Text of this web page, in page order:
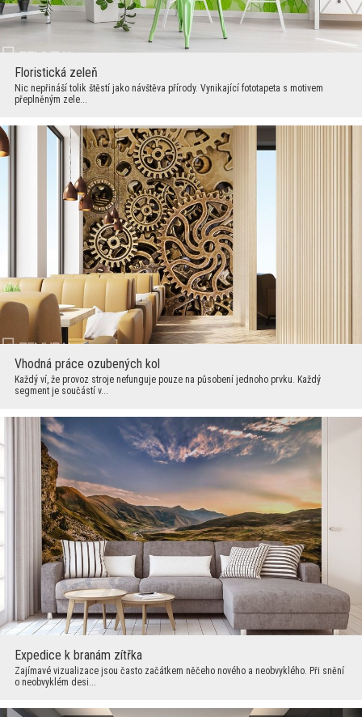
Floristická zeleň
Nic nepřináší tolik štěstí jako návštěva přírody. Vynikající fototapeta s motivem
přeplněným zele...
Vhodná práce ozubených kol
Každý ví, že provoz stroje nefunguje pouze na působení jednoho prvku. Každý
segment je součástí v...
Expedice k branám zítřka
Zajímavé vizualizace jsou často začátkem něčeho nového a neobvyklého. Při snění
o neobvyklém desi...